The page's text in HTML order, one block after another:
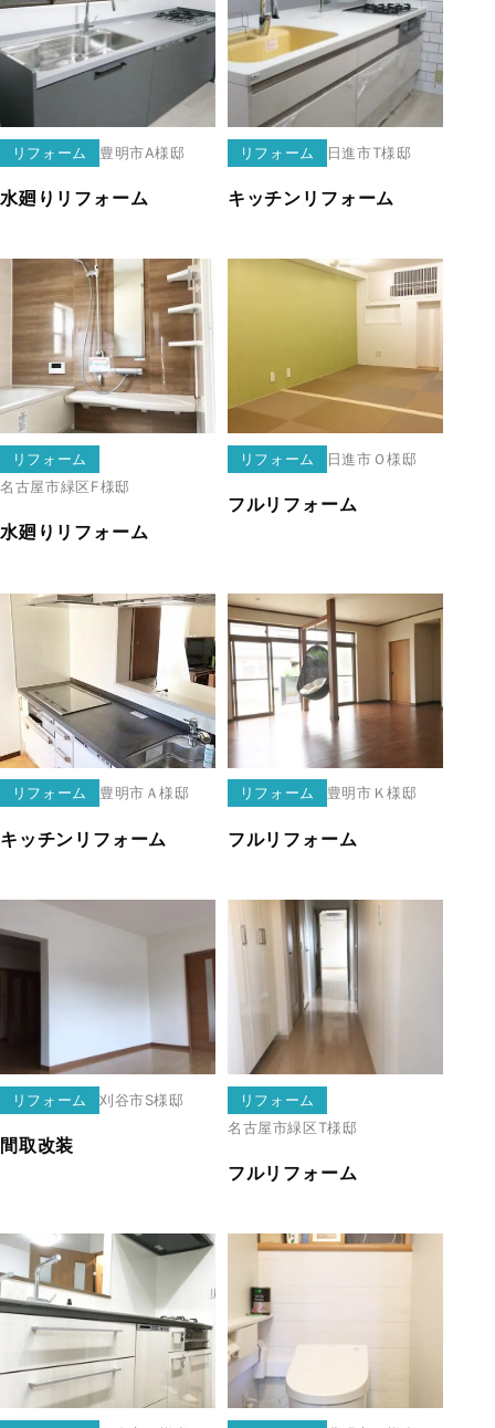
リフォーム 豊明市A様邸
水廻りリフォーム
リフォーム 日進市T様邸
キッチンリフォーム
リフォーム
名古屋市緑区F様邸
水廻りリフォーム
リフォーム 日進市 Ｏ様邸
フルリフォーム
リフォーム 豊明市 Ａ様邸
キッチンリフォーム
リフォーム 豊明市 Ｋ様邸
フルリフォーム
リフォーム 刈谷市S様邸
間取改装
リフォーム
名古屋市緑区T様邸
フルリフォーム